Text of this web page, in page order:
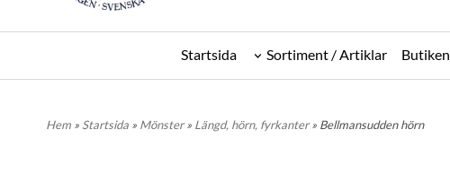
Startsida Sortiment / Artiklar Butiken
Hem » Startsida » Mönster» Längd, hörn, fyrkanter» Bellmansudden hörn